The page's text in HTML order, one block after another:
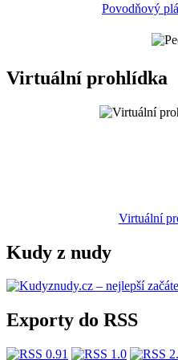
Povodňový
Virtuální prohlídka
Virtuální
Kudy z nudy
Exporty do RSS